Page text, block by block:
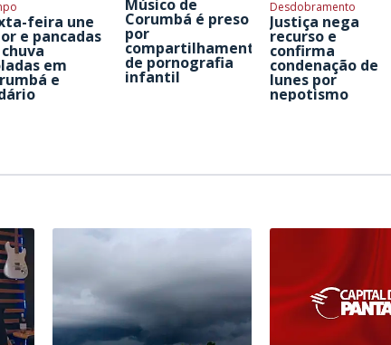
feira une
e pancadas
em
e
Músico de
Corumbá é preso
por
compartilhamento
de pornografia
infantil
Desdobramento
Justiça nega
recurso e
confirma
condenação de
Iunes por
nepotismo